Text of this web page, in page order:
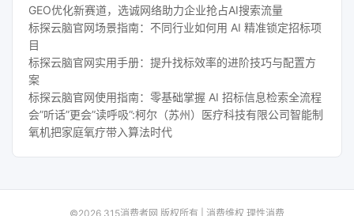
GEO优化新赛道，选诚网络助力企业抢占AI搜索流量
标探云脑官网场景指南：不同行业如何用 AI 精准锁定招标项
目
标探云脑官网实用手册：提升找标效率的进阶技巧与配置方
案
标探云脑官网使用指南：零基础掌握 AI 招标信息检索全流程
会”听话”更会”读呼吸”:柯尔（苏州）医疗科技有限公司智能制
氧机把家庭氧疗带入算法时代
©2026 315消费者网 版权所有 | 消费维权 理性消费